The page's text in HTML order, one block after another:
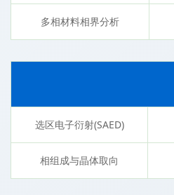
多相材料相界分析
选区电子衍射(SAED)
相组成与晶体取向